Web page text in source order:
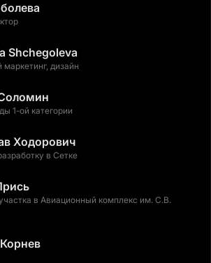
Shchegoleva
дизайн
1-ой категории
Ходорович
в Сетке
в Авиационный комплекс им. С.В.